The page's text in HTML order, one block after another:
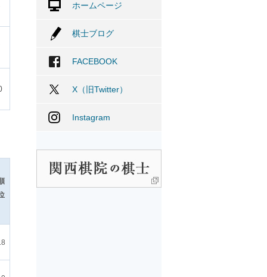
ホームページ
棋士ブログ
FACEBOOK
X（旧Twitter）
Instagram